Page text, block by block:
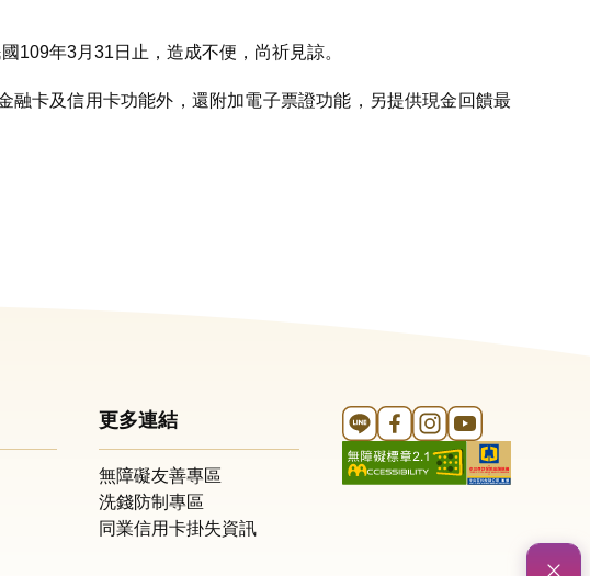
109年3月31日止，造成不便，尚祈見諒。
融卡及信用卡功能外，還附加電子票證功能，另提供現金回饋最
更多連結
無障礙友善專區
洗錢防制專區
同業信用卡掛失資訊
Line 官方帳號
FB 官方帳號
Instagram 官方帳號
YouTube 官方帳號